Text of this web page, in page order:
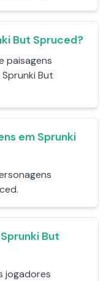
But Spruced?
paisagens
But
em Sprunki
But
jogadores